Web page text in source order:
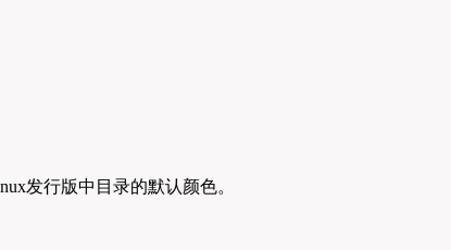
发行版中目录的默认颜色。